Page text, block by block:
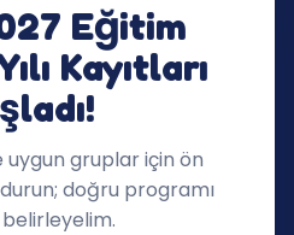
Eğitim
Kayıtları
uygun gruplar için ön
doğru programı
çocukların
destekleyen